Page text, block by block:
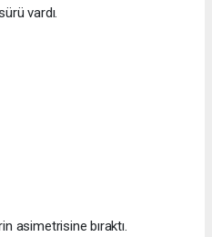
vardı.
asimetrisine bıraktı.